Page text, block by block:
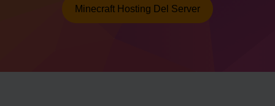
Minecraft Hosting Del Server